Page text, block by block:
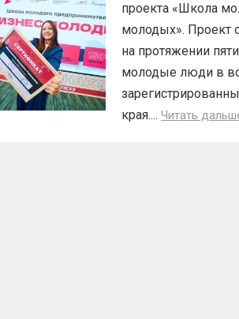
проекта «Школа
молодых». Проект
на протяжении
молодые люди в
края.... Читать